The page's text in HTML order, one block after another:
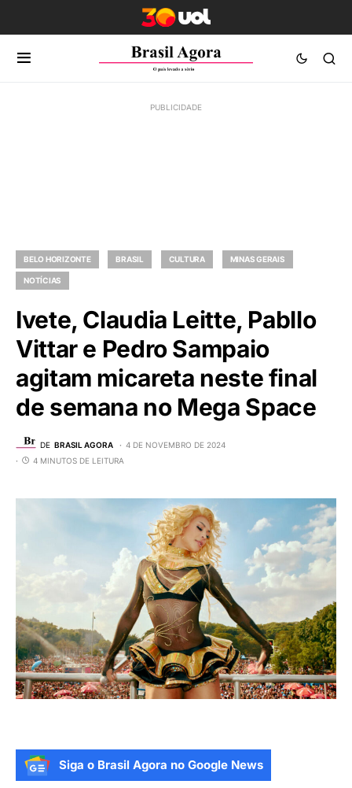
BELO HORIZONTE BRASIL CULTURA MINAS GERAIS
NOTÍCIAS
Ivete, Claudia Leitte, Pabllo
Vittar e Pedro Sampaio
agitam micareta neste final
de semana no Mega Space
DE BRASIL AGORA
4 DE NOVEMBRO DE 2024
4 MINUTOS DE LEITURA
Siga o Brasil Agora no Google News